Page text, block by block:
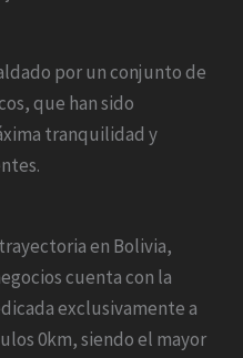
por un conjunto de
que han sido
tranquilidad y
en Bolivia,
cuenta con la
exclusivamente a
0km, siendo el mayor